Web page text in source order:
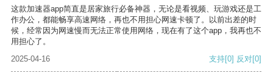
这款加速器app简直是居家旅行必备神器，无论是看视频、玩游戏还是工
作办公，都能畅享高速网络，再也不用担心网速卡顿了。以前出差的时
候，经常因为网速慢而无法正常使用网络，现在有了这个app，我再也不
用担心了。
2025-04-16
支持[0] 反对[0]